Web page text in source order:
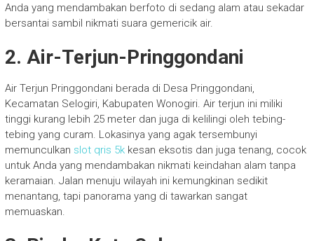
Anda yang mendambakan berfoto di sedang alam atau sekadar
bersantai sambil nikmati suara gemericik air.
2. Air-Terjun-Pringgondani
Air Terjun Pringgondani berada di Desa Pringgondani,
Kecamatan Selogiri, Kabupaten Wonogiri. Air terjun ini miliki
tinggi kurang lebih 25 meter dan juga di kelilingi oleh tebing-
tebing yang curam. Lokasinya yang agak tersembunyi
memunculkan slot qris 5kkesan eksotis dan juga tenang, cocok
untuk Anda yang mendambakan nikmati keindahan alam tanpa
keramaian. Jalan menuju wilayah ini kemungkinan sedikit
menantang, tapi panorama yang di tawarkan sangat
memuaskan.